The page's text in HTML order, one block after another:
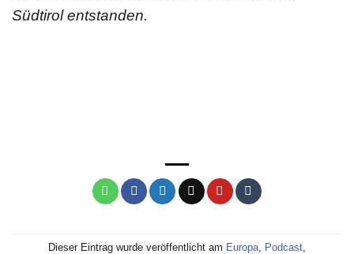
Südtirol entstanden.
Dieser Eintrag wurde veröffentlicht am Europa Podcast